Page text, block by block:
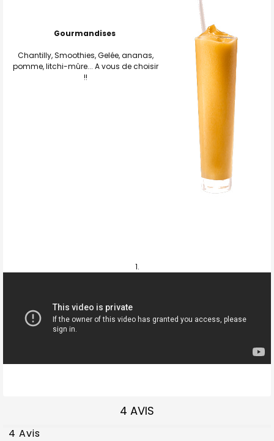
Gourmandises
Chantilly, Smoothies, Gelée, ananas,
pomme, litchi-mûre... A vous de choisir
!!
4 AVIS
4 Avis